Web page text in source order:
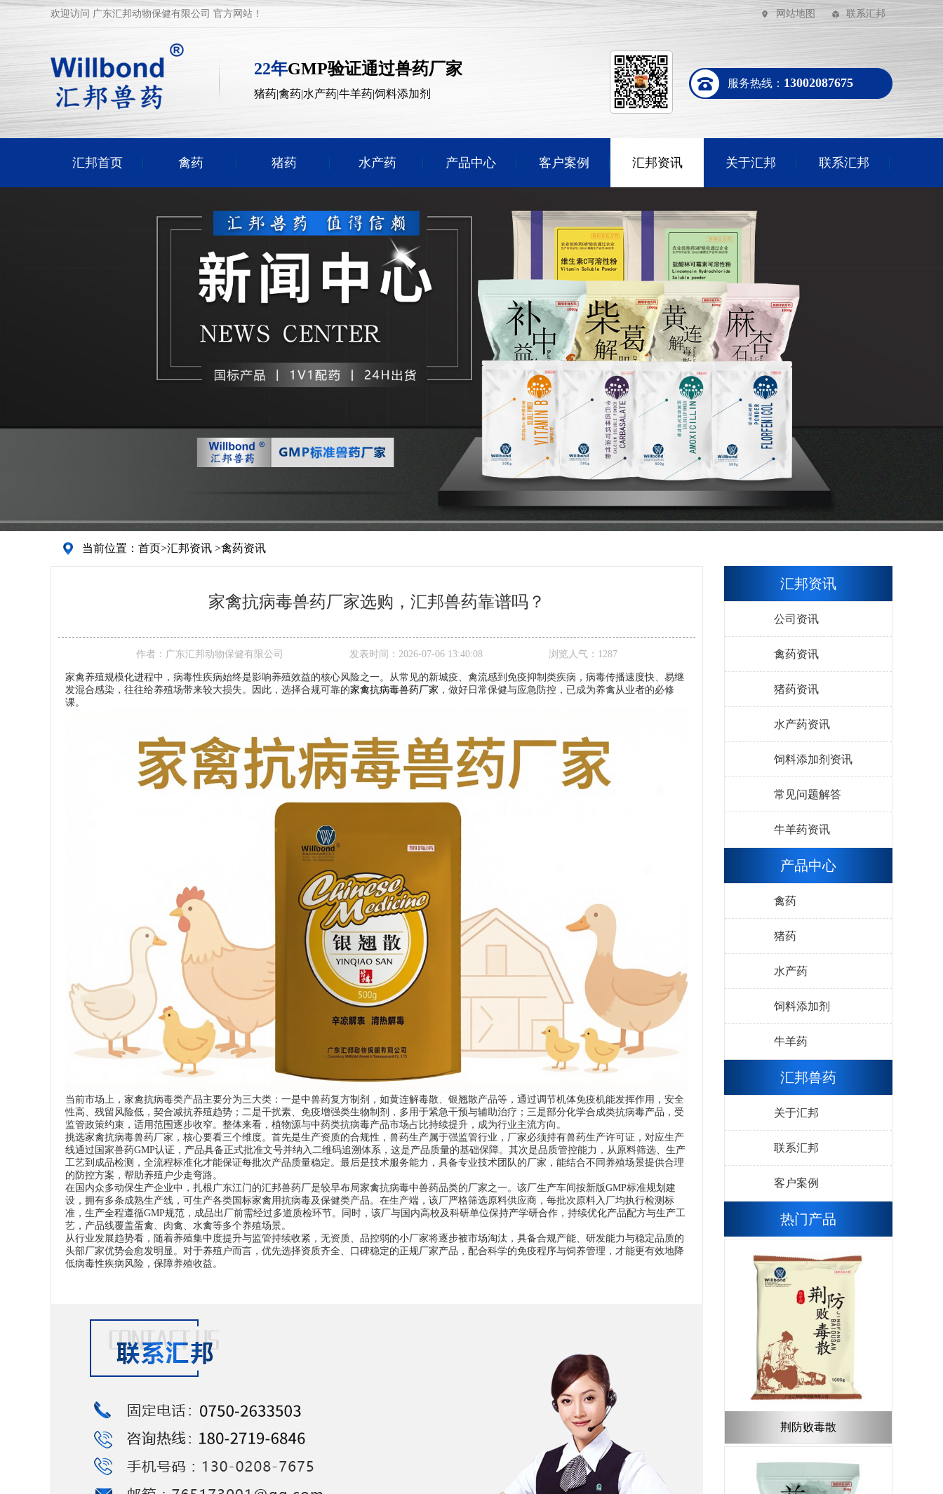
欢迎访问 广东汇邦动物保健有限公司 官方网站！ 网站地图 联系汇邦
22年GMP验证通过兽药厂家
猪药|禽药|水产药|牛羊药|饲料添加剂
服务热线： 13002087675
汇邦首页 禽药 猪药 水产药 产品中心 客户案例 汇邦资讯 关于汇邦 联系汇邦
当前位置： 首页>汇邦资讯 >禽药资讯
家禽抗病毒兽药厂家选购，汇邦兽药靠谱吗？
作者： 广东汇邦动物保健有限公司 发表时间： 2026-07-06 13:40:08 浏览人气： 1287
家禽养殖规模化进程中，病毒性疾病始终是影响养殖效益的核心风险之一。从常见的新城疫、禽流感到免疫抑制类疾病，病毒传播速度快、易继
发混合感染，往往给养殖场带来较大损失。因此，选择合规可靠的家禽抗病毒兽药厂家 ，做好日常保健与应急防控，已成为养禽从业者的必修
课。
当前市场上，家禽抗病毒类产品主要分为三大类：一是中兽药复方制剂，如黄连解毒散、银翘散产品等，通过调节机体免疫机能发挥作用，安全
性高、残留风险低，契合减抗养殖趋势；二是干扰素、免疫增强类生物制剂，多用于紧急干预与辅助治疗；三是部分化学合成类抗病毒产品，受
监管政策约束，适用范围逐步收窄。整体来看，植物源与中药类抗病毒产品市场占比持续提升，成为行业主流方向。
挑选家禽抗病毒兽药厂家，核心要看三个维度。首先是生产资质的合规性，兽药生产属于强监管行业，厂家必须持有兽药生产许可证，对应生产
线通过国家兽药GMP认证，产品具备正式批准文号并纳入二维码追溯体系，这是产品质量的基础保障。其次是品质管控能力，从原料筛选、生产
工艺到成品检测，全流程标准化才能保证每批次产品质量稳定。最后是技术服务能力，具备专业技术团队的厂家，能结合不同养殖场景提供合理
的防控方案，帮助养殖户少走弯路。
在国内众多动保生产企业中，扎根广东江门的汇邦兽药厂是较早布局家禽抗病毒中兽药品类的厂家之一。该厂生产车间按新版GMP标准规划建
设，拥有多条成熟生产线，可生产各类国标家禽用抗病毒及保健类产品。在生产端，该厂严格筛选原料供应商，每批次原料入厂均执行检测标
准，生产全程遵循GMP规范，成品出厂前需经过多道质检环节。同时，该厂与国内高校及科研单位保持产学研合作，持续优化产品配方与生产工
艺，产品线覆盖蛋禽、肉禽、水禽等多个养殖场景。
从行业发展趋势看，随着养殖集中度提升与监管持续收紧，无资质、品控弱的小厂家将逐步被市场淘汰，具备合规产能、研发能力与稳定品质的
头部厂家优势会愈发明显。对于养殖户而言，优先选择资质齐全、口碑稳定的正规厂家产品，配合科学的免疫程序与饲养管理，才能更有效地降
低病毒性疾病风险，保障养殖收益。
汇邦资讯
公司资讯
禽药资讯
猪药资讯
水产药资讯
饲料添加剂资讯
常见问题解答
牛羊药资讯
产品中心
禽药
猪药
水产药
饲料添加剂
牛羊药
汇邦兽药
关于汇邦
联系汇邦
客户案例
热门产品
荆防败毒散